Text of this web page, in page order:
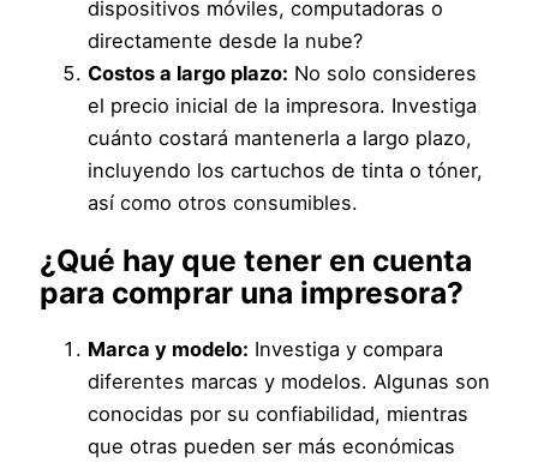
dispositivos móviles, computadoras o
directamente desde la nube?
Costos a largo plazo: No solo consideres
el precio inicial de la impresora. Investiga
cuánto costará mantenerla a largo plazo,
incluyendo los cartuchos de tinta o tóner,
así como otros consumibles.
¿Qué hay que tener en cuenta
para comprar una impresora?
Marca y modelo: Investiga y compara
diferentes marcas y modelos. Algunas son
conocidas por su confiabilidad, mientras
que otras pueden ser más económicas